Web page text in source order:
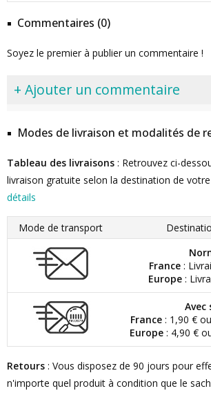
Commentaires (0)
Soyez le premier à publier un commentaire !
+ Ajouter un commentaire
Modes de livraison et modalités de
Tableau des livraisons : Retrouvez ci-
livraison gratuite selon la destination de
détails
Mode de transport
France :
Europe:
Avec
France : 1,90 €
Europe: 4,90 €
Retours : Vous disposez de 90 jours pour
n'importe quel produit à condition que le